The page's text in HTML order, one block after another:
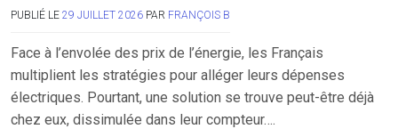
PUBLIÉ LE 29 JUILLET 2026 PAR FRANÇOIS B
Face à l’envolée des prix de l’énergie, les Français
multiplient les stratégies pour alléger leurs dépenses
électriques. Pourtant, une solution se trouve peut-être déjà
chez eux, dissimulée dans leur compteur….